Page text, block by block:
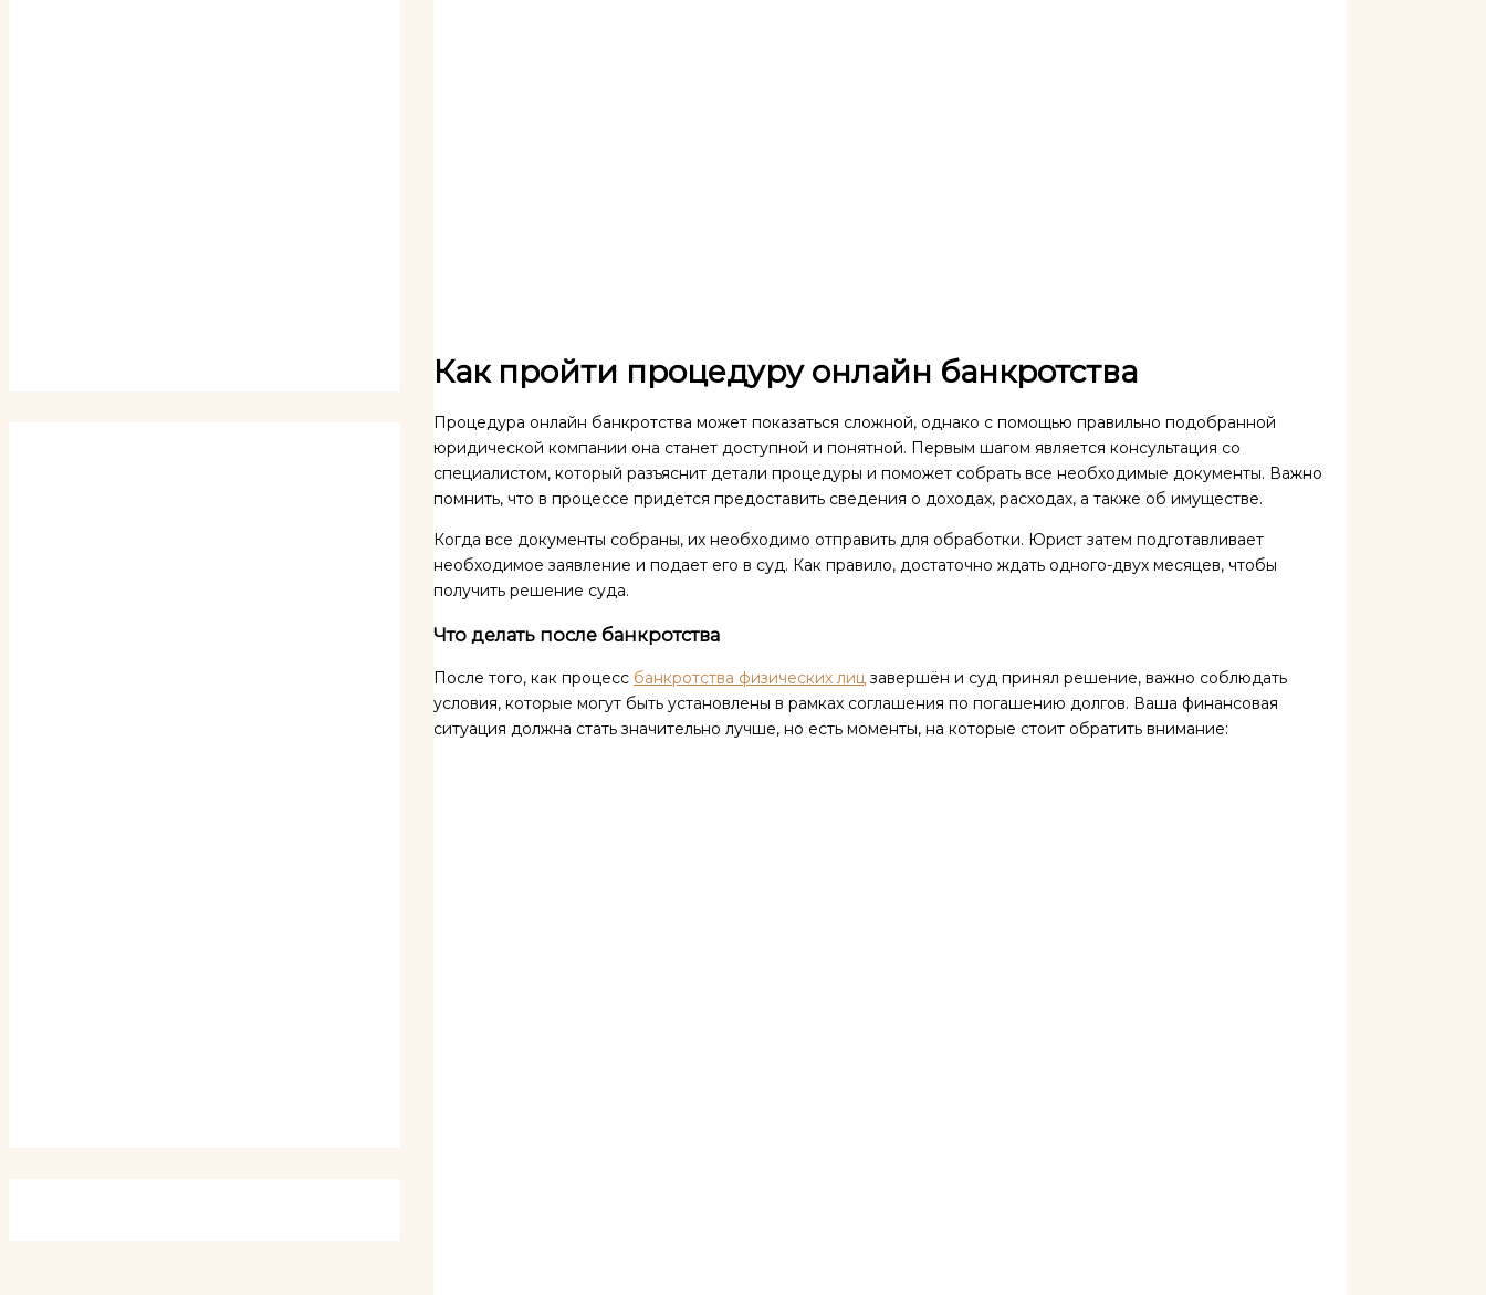
Как пройти процедуру онлайн банкротства
Процедура онлайн банкротства может показаться сложной, однако с помощью правильно подобранной
юридической компании она станет доступной и понятной. Первым шагом является консультация со
специалистом, который разъяснит детали процедуры и поможет собрать все необходимые документы. Важно
помнить, что в процессе придется предоставить сведения о доходах, расходах, а также об имуществе.
Когда все документы собраны, их необходимо отправить для обработки. Юрист затем подготавливает
необходимое заявление и подает его в суд. Как правило, достаточно ждать одного-двух месяцев, чтобы
получить решение суда.
Что делать после банкротства
После того, как процесс банкротства физических лиц завершён и суд принял решение, важно соблюдать
условия, которые могут быть установлены в рамках соглашения по погашению долгов. Ваша финансовая
ситуация должна стать значительно лучше, но есть моменты, на которые стоит обратить внимание: